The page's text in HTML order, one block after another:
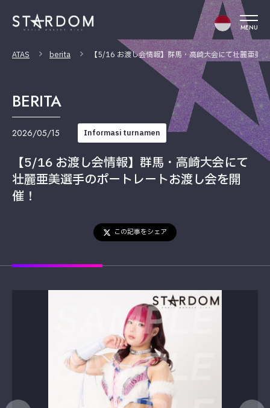
MENU
ATAS berita 【5/16 お渡し会情報】群馬・高崎大会にて壮麗亜美
BERITA
2026/05/15 Informasi turnamen
【5/16 お渡し会情報】群馬・高崎大会にて
壮麗亜美選手のポートレートお渡し会を開
催！
この記事をシェア